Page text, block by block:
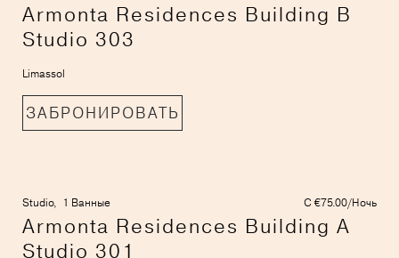
Armonta Residences Building B
Studio 303
Limassol
ЗАБРОНИРОВАТЬ
Studio, 1 Ванные С €75.00/Ночь
Armonta Residences Building A
Studio 301